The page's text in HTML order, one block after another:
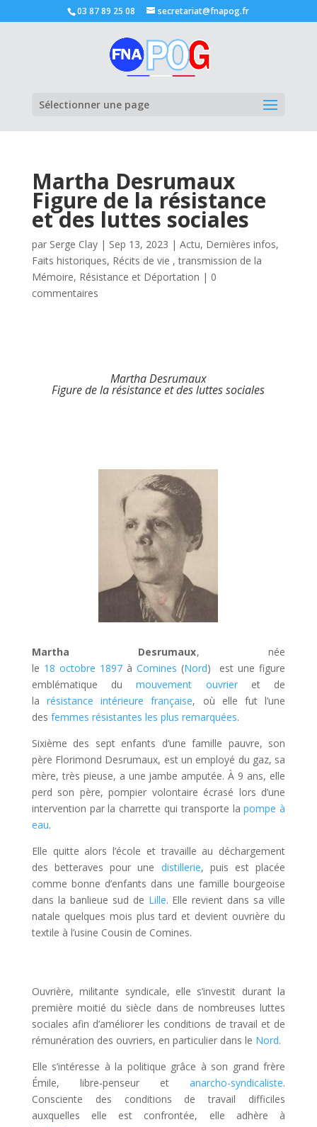
03 87 89 25 08 secretariat@fnapog.fr
Sélectionner une page
Martha Desrumaux
Figure de la résistance
et des luttes sociales
par Serge Clay| Sep 13, 2023 | Actu, Dernières infos,
Faits historiques, Récits de vie , transmission de la
Mémoire, Résistance et Déportation | 0
commentaires
Martha Desrumaux
Figure de la résistance et des luttes sociales
Martha Desrumaux, née
le 18 octobre 1897àComines (Nord) est une figure
emblématique dumouvement ouvrieret de
la résistance intérieure française, où elle fut l’une
des femmes résistantes les plus remarquées.
Sixième des sept enfants d’une famille pauvre, son
père Florimond Desrumaux, est un employé du gaz, sa
mère, très pieuse, a une jambe amputée. À 9 ans, elle
perd son père, pompier volontaire écrasé lors d’une
intervention par la charrette qui transporte lapompe à
eau.
Elle quitte alors l’école et travaille au déchargement
des betteraves pour une distillerie, puis est placée
comme bonne d’enfants dans une famille bourgeoise
dans la banlieue sud de Lille. Elle revient dans sa ville
natale quelques mois plus tard et devient ouvrière du
textile à l’usine Cousin de Comines.
Ouvrière, militante syndicale, elle s’investit durant la
première moitié du siècle dans de nombreuses luttes
sociales afin d’améliorer les conditions de travail et de
rémunération des ouvriers, en particulier dans le Nord.
Elle s’intéresse à la politique grâce à son grand frère
Émile, libre-penseur etanarcho-syndicaliste.
Consciente des conditions de travail difficiles
auxquelles elle est confrontée, elle adhère à